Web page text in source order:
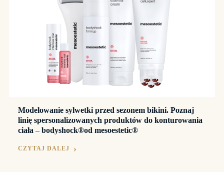
Modelowanie sylwetki przed sezonem bikini. Poznaj
linię spersonalizowanych produktów do konturowania
ciała – bodyshock®od mesoestetic®
CZYTAJ DALEJ